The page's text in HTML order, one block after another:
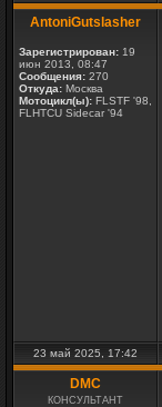
AntoniGutslasher
Зарегистрирован: 19
июн 2013, 08:47
Сообщения: 270
Откуда: Москва
Мотоцикл(ы): FLSTF '98,
FLHTCU Sidecar '94
23 май 2025, 17:42
DMC
КОНСУЛЬТАНТ